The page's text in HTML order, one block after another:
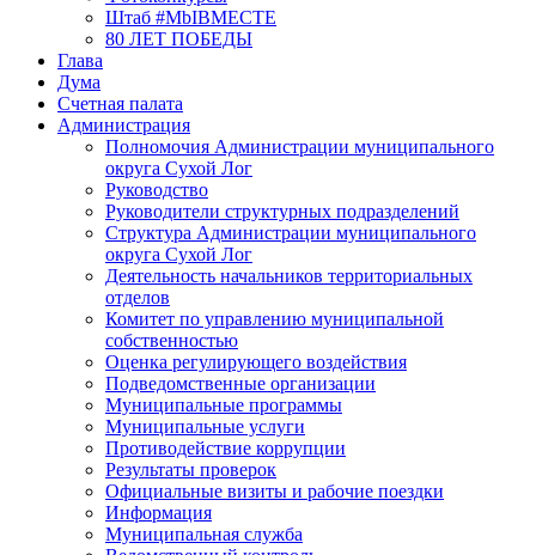
Штаб #MbIBMECTE
80 ЛЕТ ПОБЕДЫ
Глава
Дума
Счетная палата
Администрация
Полномочия Администрации муниципального
округа Сухой Лог
Руководство
Руководители структурных подразделений
Структура Администрации муниципального
округа Сухой Лог
Деятельность начальников территориальных
отделов
Комитет по управлению муниципальной
собственностью
Оценка регулирующего воздействия
Подведомственные организации
Муниципальные программы
Муниципальные услуги
Противодействие коррупции
Результаты проверок
Официальные визиты и рабочие поездки
Информация
Муниципальная служба